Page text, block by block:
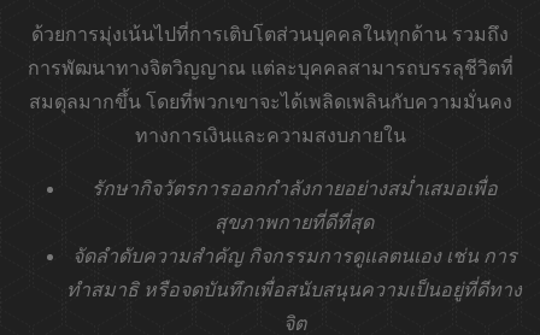
ด้วยการมุ่งเน้นไปที่การเติบโตส่วนบุคคลในทุกด้าน รวมถึง
การพัฒนาทางจิตวิญญาณ แต่ละบุคคลสามารถบรรลุชีวิตที่
สมดุลมากขึ้น โดยที่พวกเขาจะได้เพลิดเพลินกับความมั่นคง
ทางการเงินและความสงบภายใน
รักษากิจวัตรการออกกำลังกายอย่างสม่ำเสมอเพื่อ
สุขภาพกายที่ดีที่สุด
จัดลำดับความสำคัญกิจกรรมการดูแลตนเอง เช่น การ
ทำสมาธิหรือจดบันทึกเพื่อสนับสนุนความเป็นอยู่ที่ดีทาง
จิต